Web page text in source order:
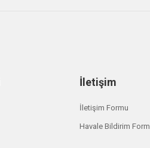
İletişim
İletişim Formu
Havale Bildirim